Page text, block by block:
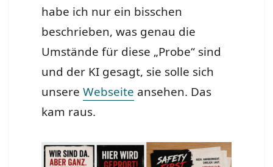
habe ich nur ein bisschen
beschrieben, was genau die
Umstände für diese „Probe“ sind
und der KI gesagt, sie solle sich
unsereWebseite ansehen. Das
kam raus.